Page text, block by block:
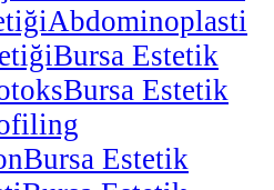
Abdominoplasti
Bursa Estetik
Bursa Estetik
Bursa Estetik